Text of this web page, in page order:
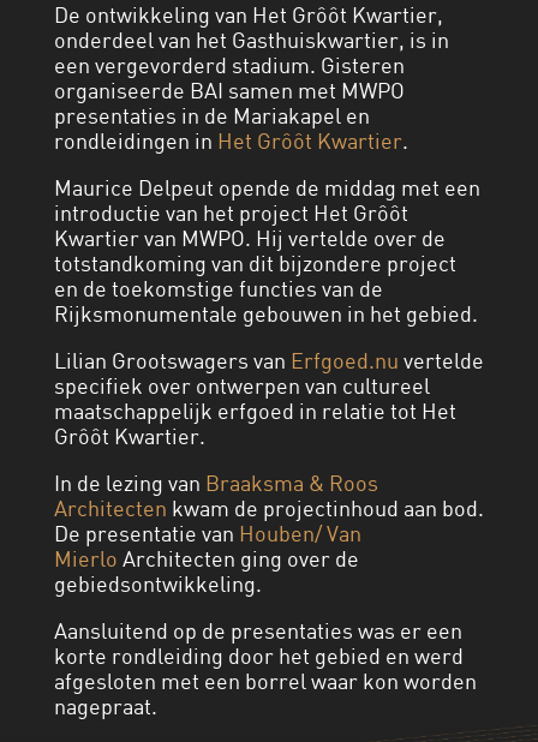
De ontwikkeling van Het Grôôt Kwartier,
onderdeel van het Gasthuiskwartier, is in
een vergevorderd stadium. Gisteren
organiseerde BAI samen met MWPO
presentaties in de Mariakapel en
rondleidingen in Het Grôôt Kwartier.
Maurice Delpeut opende de middag met een
introductie van het project Het Grôôt
Kwartier van MWPO. Hij vertelde over de
totstandkoming van dit bijzondere project
en de toekomstige functies van de
Rijksmonumentale gebouwen in het gebied.
Lilian Grootswagers van Erfgoed.nu vertelde
specifiek over ontwerpen van cultureel
maatschappelijk erfgoed in relatie tot Het
Grôôt Kwartier.
In de lezing van Braaksma & Roos
Architecten kwam de projectinhoud aan bod.
De presentatie van Houben/ Van
Mierlo Architecten ging over de
gebiedsontwikkeling.
Aansluitend op de presentaties was er een
korte rondleiding door het gebied en werd
afgesloten met een borrel waar kon worden
nagepraat.